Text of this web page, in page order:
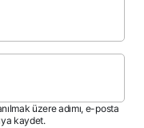
üzere adımı, e-posta
kaydet.